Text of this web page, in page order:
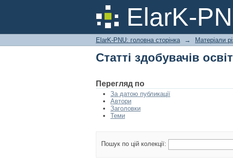
ElarK-
Статті здобувачів
ElarK-PNU: головна сторінка → Матеріали
Статті здобувачів
Перегляд по
За датою публикації
Автори
Заголовки
Теми
Пошук по цій колекції: